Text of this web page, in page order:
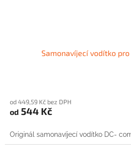
Samonavíjecí vodítko pro
od 449,59 Kč bez DPH
od 544 Kč
Originál samonavíjecí vodítko DC-